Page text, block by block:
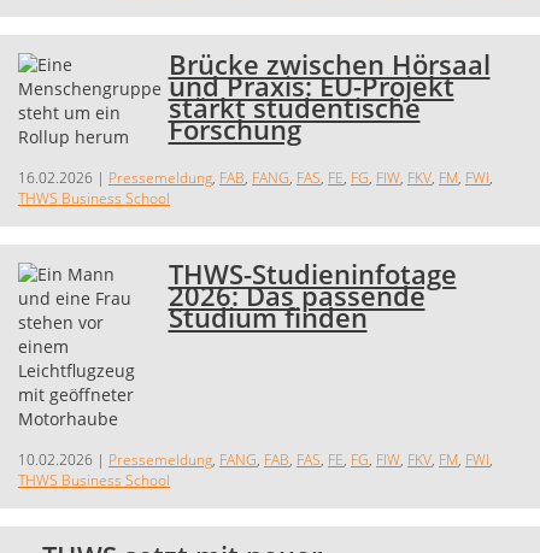
Brücke zwischen Hörsaal
und Praxis: EU-Projekt
stärkt studentische
Forschung
16.02.2026 | Pressemeldung, FAB, FANG, FAS, FE, FG, FIW, FKV, FM, FWI,
THWS Business School
THWS-Studieninfotage
2026: Das passende
Studium finden
10.02.2026 | Pressemeldung, FANG, FAB, FAS, FE, FG, FIW, FKV, FM, FWI,
THWS Business School